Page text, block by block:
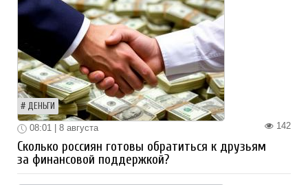
ДЕНЬГИ
142
08:01 | 8 августа
Сколько россиян готовы обратиться к друзьям
за финансовой поддержкой?